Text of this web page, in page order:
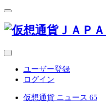
ユーザー登録
ログイン
仮想通貨 ニュース 65